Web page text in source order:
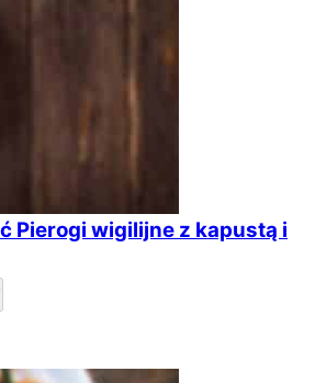
Pierogi wigilijne z kapustą i